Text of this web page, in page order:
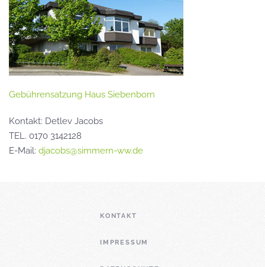
Gebührensatzung Haus Siebenborn
Kontakt: Detlev Jacobs
TEL. 0170 3142128
E-Mail: djacobs@simmern-ww.de
KONTAKT
IMPRESSUM